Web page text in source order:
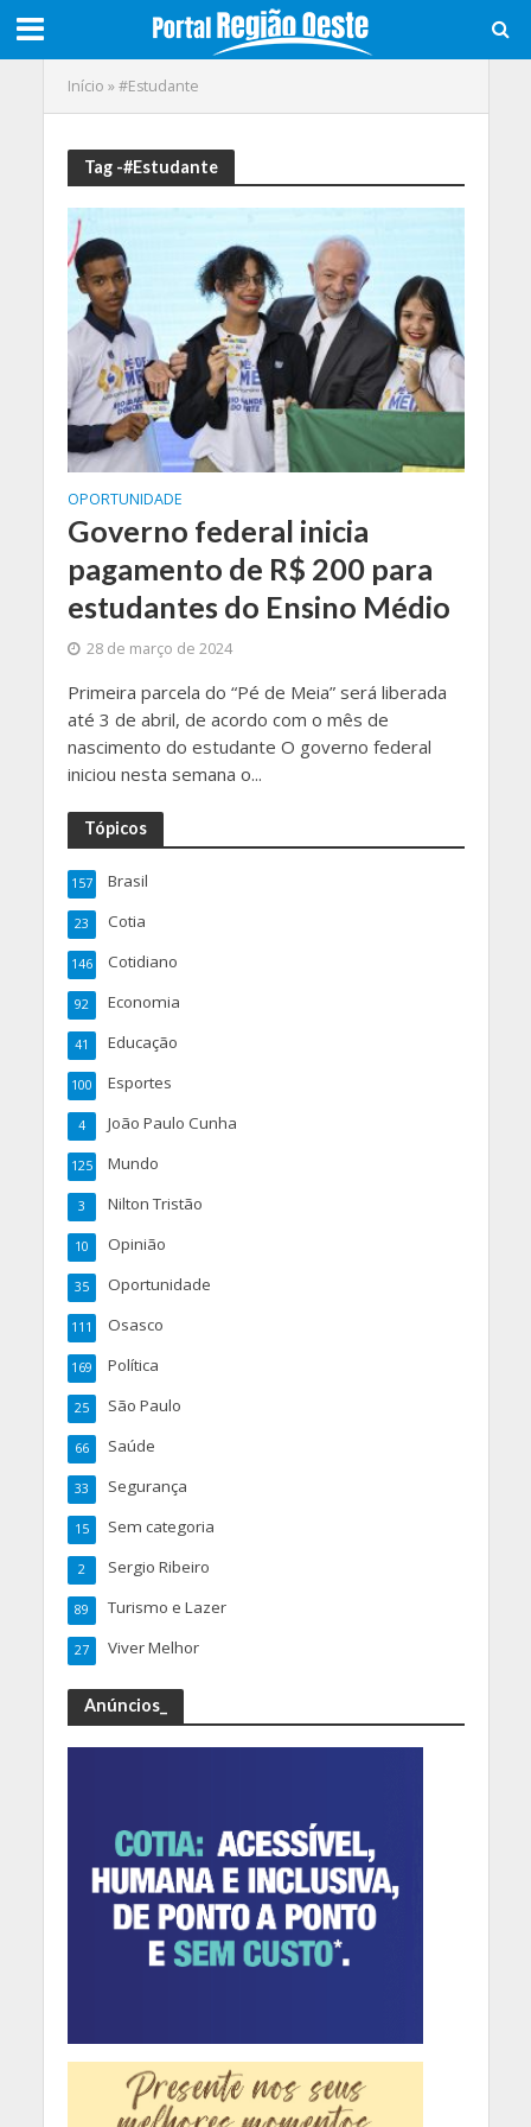
Início »#Estudante
Tag -#Estudante
OPORTUNIDADE
Governo federal inicia
pagamento de R$ 200 para
estudantes do Ensino Médio
28 de março de 2024
Primeira parcela do “Pé de Meia” será liberada
até 3 de abril, de acordo com o mês de
nascimento do estudante O governo federal
iniciou nesta semana o...
Tópicos
Brasil
157
Cotia
23
Cotidiano
146
Economia
92
Educação
41
Esportes
100
João Paulo Cunha
4
Mundo
125
Nilton Tristão
3
Opinião
10
Oportunidade
35
Osasco
111
Política
169
São Paulo
25
Saúde
66
Segurança
33
Sem categoria
15
Sergio Ribeiro
2
Turismo e Lazer
89
Viver Melhor
27
Anúncios_